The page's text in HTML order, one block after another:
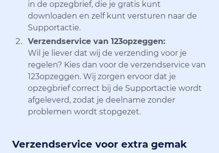
in de opzegbrief, die je gratis kunt
downloaden en zelf kunt versturen naar de
Supportactie.
Verzendservice van 123opzeggen:
Wil je liever dat wij de verzending voor je
regelen? Kies dan voor de verzendservice van
123opzeggen. Wij zorgen ervoor dat je
opzegbrief correct bij de Supportactie wordt
afgeleverd, zodat je deelname zonder
problemen wordt stopgezet.
Verzendservice voor extra gemak